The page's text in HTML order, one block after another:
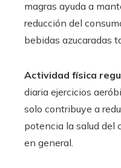
magras ayuda a
reducción del
bebidas azucaradas
Actividad física
diaria ejercicios
solo contribuye a
potencia la salud del
en general.